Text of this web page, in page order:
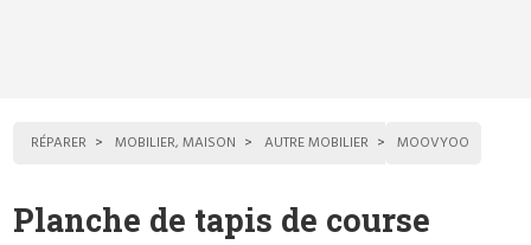
RÉPARER MOBILIER, MAISON AUTRE MOBILIER MOOVYOO
Planche de tapis de course